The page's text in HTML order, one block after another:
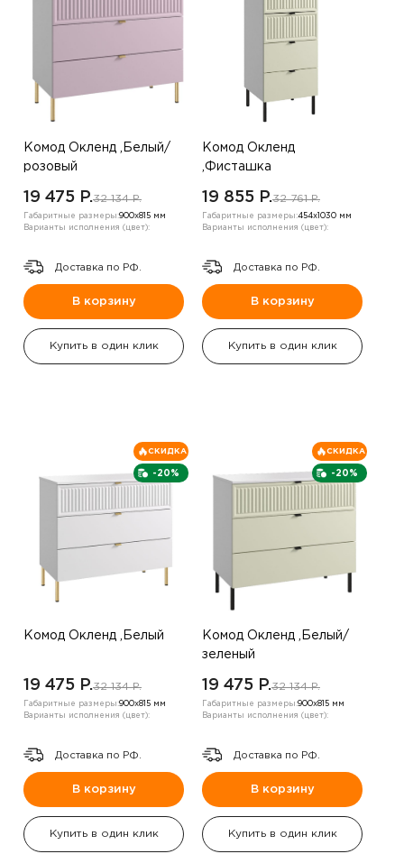
Комод Окленд ,Белый/
розовый
19 475 P.32 134 P.
Габаритные размеры:900х815 мм
Варианты исполнения (цвет):
Доставка по РФ.
В корзину
Купить в один клик
Комод Окленд
,Фисташка
19 855 P.32 761 P.
Габаритные размеры:454х1030 мм
Варианты исполнения (цвет):
Доставка по РФ.
В корзину
Купить в один клик
-20%
СКИДКА
Комод Окленд ,Белый
19 475 P.32 134 P.
Габаритные размеры:900х815 мм
Варианты исполнения (цвет):
Доставка по РФ.
В корзину
Купить в один клик
-20%
СКИДКА
Комод Окленд ,Белый/
зеленый
19 475 P.32 134 P.
Габаритные размеры:900х815 мм
Варианты исполнения (цвет):
Доставка по РФ.
В корзину
Купить в один клик